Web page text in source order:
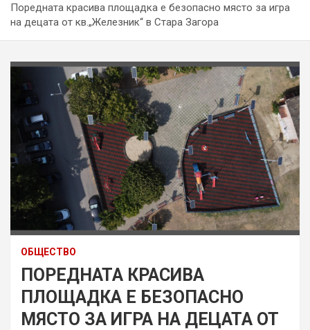
Поредната красива площадка е безопасно място за игра
на децата от кв.„Железник“ в Стара Загора
ОБЩЕСТВО
ПОРЕДНАТА КРАСИВА
ПЛОЩАДКА Е БЕЗОПАСНО
МЯСТО ЗА ИГРА НА ДЕЦАТА ОТ